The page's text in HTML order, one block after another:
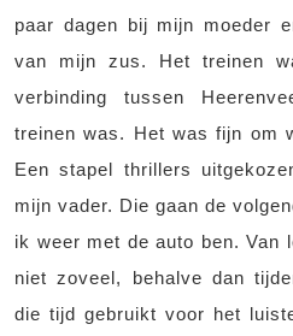
paar dagen bij mijn moeder
van mijn zus. Het treinen
verbinding tussen
treinen was. Het was fijn om
Een stapel thrillers
mijn vader. Die gaan de
ik weer met de auto ben. Van
niet zoveel, behalve dan
die tijd gebruikt voor het